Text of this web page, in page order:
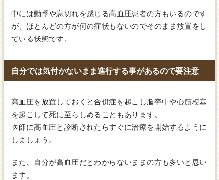
中には動悸や息切れを感じる高血圧患者の方もいるのです
が、ほとんどの方が何の症状もないのでそのまま放置をし
ている状態です。
自分では気付かないまま進行する事があるので要注意
高血圧を放置しておくと合併症を起こし脳卒中や心筋梗塞
を起こして死に至らしめることもあります。
医師に高血圧と診断されたらすぐに治療を開始するように
しましょう。
また、自分が高血圧だとわからないままの方も多いと思い
ます。